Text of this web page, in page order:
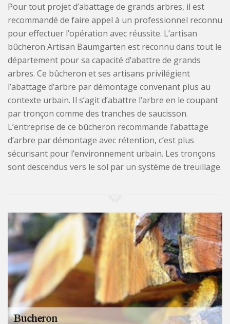
Pour tout projet d’abattage de grands arbres, il est
recommandé de faire appel à un professionnel reconnu
pour effectuer l’opération avec réussite. L’artisan
bûcheron Artisan Baumgarten est reconnu dans tout le
département pour sa capacité d’abattre de grands
arbres. Ce bûcheron et ses artisans privilégient
l’abattage d’arbre par démontage convenant plus au
contexte urbain. Il s’agit d’abattre l’arbre en le coupant
par tronçon comme des tranches de saucisson.
L’entreprise de ce bûcheron recommande l’abattage
d’arbre par démontage avec rétention, c’est plus
sécurisant pour l’environnement urbain. Les tronçons
sont descendus vers le sol par un système de treuillage.